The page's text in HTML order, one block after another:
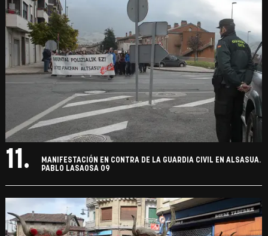
11.
MANIFESTACIÓN EN CONTRA DE LA GUARDIA CIVIL EN ALSASUA.
PABLO LASAOSA 09